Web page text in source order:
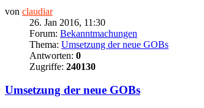
von claudiar
26. Jan 2016, 11:30
Forum: Bekanntmachungen
Thema: Umsetzung der neue GOBs
Antworten: 0
Zugriffe: 240130
Umsetzung der neue GOBs